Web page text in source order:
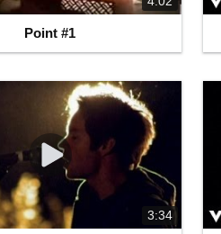
Point #1
3:34